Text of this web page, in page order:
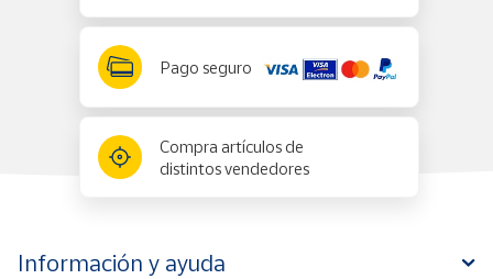
Pago seguro
Compra artículos de
distintos vendedores
Información y ayuda